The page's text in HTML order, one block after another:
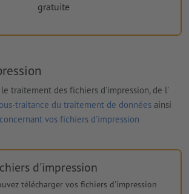
gratuite
traitement des fichiers d'impression, de l'
traitance du traitement de données ainsi
vos fichiers d'impression
d'impression
télécharger vos fichiers d'impression